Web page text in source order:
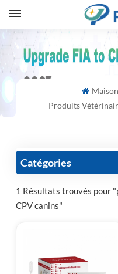
Maison
Produits
Catégories
1 Résultats trouvés pour
CPV canins"